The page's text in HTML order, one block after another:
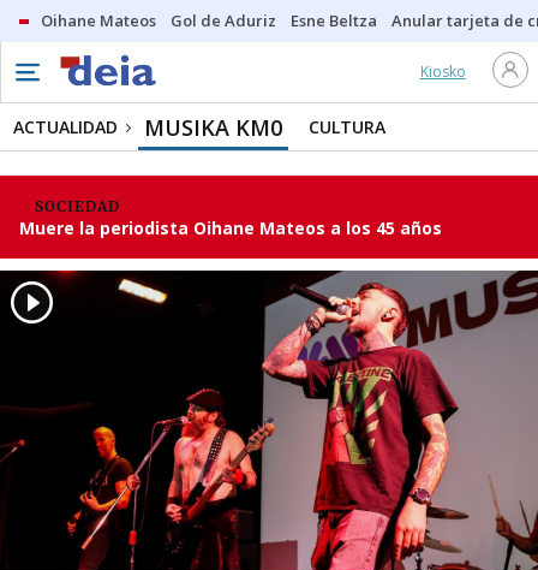
Oihane Mateos Gol de Aduriz Esne Beltza Anular tarjeta de
Kiosko
ACTUALIDAD MUSIKA KM0 CULTURA
SOCIEDAD
Muere la periodista Oihane Mateos a los 45 años